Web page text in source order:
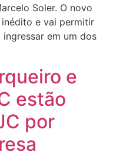
Soler. O novo
e vai permitir
em um dos
e
estão
por